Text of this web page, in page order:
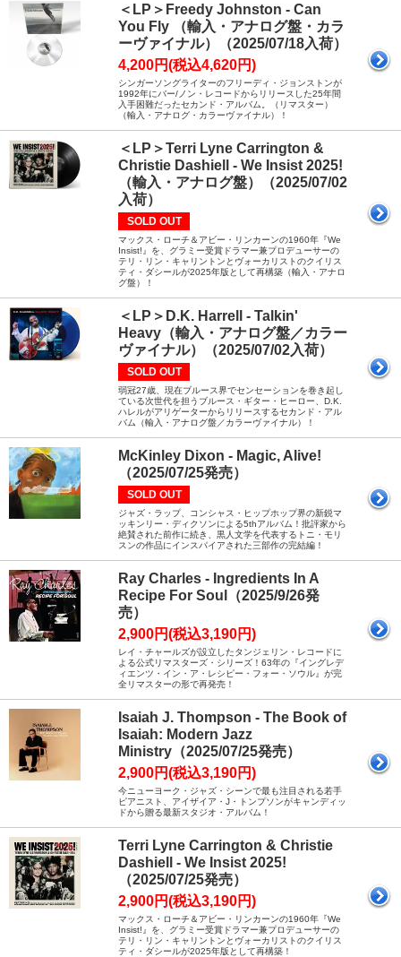
＜LP＞Freedy Johnston - Can
You Fly （輸入・アナログ盤・カラ
ーヴァイナル）（2025/07/18入荷）
4,200円(税込4,620円)
シンガーソングライターのフリーディ・ジョンストンが
1992年にバー/ノン・レコードからリリースした25年間
入手困難だったセカンド・アルバム。（リマスター）
（輸入・アナログ・カラーヴァイナル）！
＜LP＞Terri Lyne Carrington &
Christie Dashiell - We Insist 2025!
（輸入・アナログ盤）（2025/07/02
入荷）
SOLD OUT
マックス・ローチ＆アビー・リンカーンの1960年『We
Insist!』を、グラミー受賞ドラマー兼プロデューサーの
テリ・リン・キャリントンとヴォーカリストのクイリス
ティ・ダシールが2025年版として再構築（輸入・アナロ
グ盤）！
＜LP＞D.K. Harrell - Talkin'
Heavy（輸入・アナログ盤／カラー
ヴァイナル）（2025/07/02入荷）
SOLD OUT
弱冠27歳、現在ブルース界でセンセーションを巻き起し
ている次世代を担うブルース・ギター・ヒーロー、D.K.
ハレルがアリゲーターからリリースするセカンド・アル
バム（輸入・アナログ盤／カラーヴァイナル）！
McKinley Dixon - Magic, Alive!
（2025/07/25発売）
SOLD OUT
ジャズ・ラップ、コンシャス・ヒップホップ界の新鋭マ
ッキンリー・ディクソンによる5thアルバム！批評家から
絶賛された前作に続き、黒人文学を代表するトニ・モリ
スンの作品にインスパイアされた三部作の完結編！
Ray Charles - Ingredients In A
Recipe For Soul（2025/9/26発
売）
2,900円(税込3,190円)
レイ・チャールズが設立したタンジェリン・レコードに
よる公式リマスターズ・シリーズ！63年の『イングレデ
ィエンツ・イン・ア・レシピー・フォー・ソウル』が完
全リマスターの形で再発売！
Isaiah J. Thompson - The Book of
Isaiah: Modern Jazz
Ministry（2025/07/25発売）
2,900円(税込3,190円)
今ニューヨーク・ジャズ・シーンで最も注目される若手
ピアニスト、アイザイア・J・トンプソンがキャンディッ
ドから贈る最新スタジオ・アルバム！
Terri Lyne Carrington & Christie
Dashiell - We Insist 2025!
（2025/07/25発売）
2,900円(税込3,190円)
マックス・ローチ＆アビー・リンカーンの1960年『We
Insist!』を、グラミー受賞ドラマー兼プロデューサーの
テリ・リン・キャリントンとヴォーカリストのクイリス
ティ・ダシールが2025年版として再構築！